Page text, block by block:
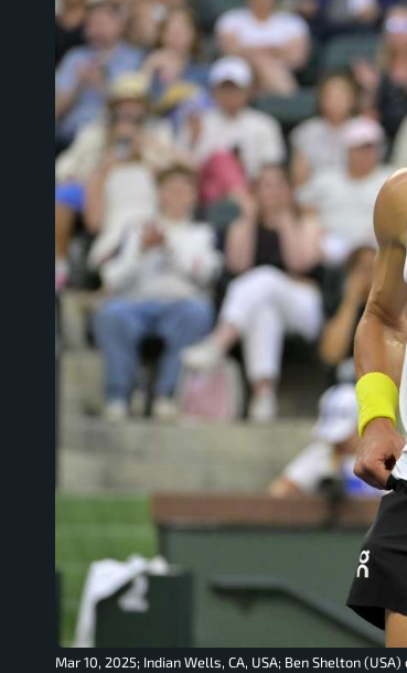
Mar 10, 2025; Indian Wells, CA, USA; Ben Shelton